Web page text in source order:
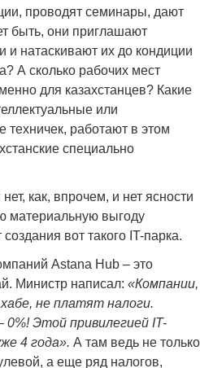
проводят семинары, дают
быть, они приглашают
и натаскивают их до кондиции
А сколько рабочих мест
для казахстанцев? Какие
или
техничек, работают в этом
специально
как, впрочем, и нет ясности
материальную выгоду
создания вот такого IT-парка.
Astana Hub – это
Министр написал: «Компании,
не платят налоги.
Этой привилегией IT-
4 года». А там ведь не только
а еще ряд налогов,